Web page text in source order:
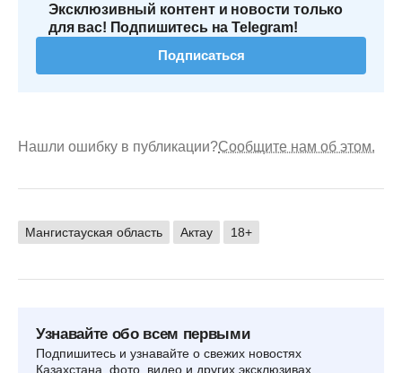
Эксклюзивный контент и новости только
для вас! Подпишитесь на Telegram!
Подписаться
Нашли ошибку в публикации?Сообщите нам об этом.
Мангистауская область Актау 18+
Узнавайте обо всем первыми
Подпишитесь и узнавайте о свежих новостях
Казахстана, фото, видео и других эксклюзивах